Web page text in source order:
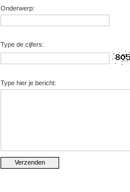
Onderwerp:
Type de cijfers:
Type hier je bericht: